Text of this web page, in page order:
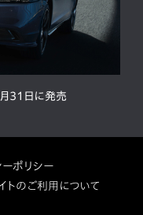
31日に発売
ーポリシー
トのご利用について